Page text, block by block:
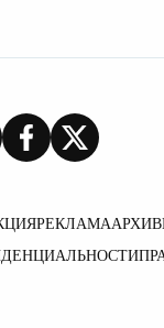
РЕКЛАМААРХИВ